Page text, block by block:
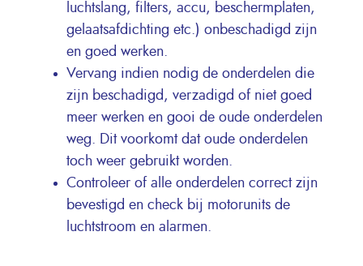
luchtslang, filters, accu, beschermplaten,
gelaatsafdichting etc.) onbeschadigd zijn
en goed werken.
Vervang indien nodig de onderdelen die
zijn beschadigd, verzadigd of niet goed
meer werken en gooi de oude onderdelen
weg. Dit voorkomt dat oude onderdelen
toch weer gebruikt worden.
Controleer of alle onderdelen correct zijn
bevestigd en check bij motorunits de
luchtstroom en alarmen.